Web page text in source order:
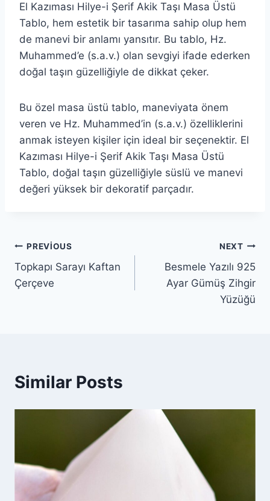
El Kazıması Hilye-i Şerif Akik Taşı Masa Üstü
Tablo, hem estetik bir tasarıma sahip olup hem
de manevi bir anlamı yansıtır. Bu tablo, Hz.
Muhammed’e (s.a.v.) olan sevgiyi ifade ederken
doğal taşın güzelliğiyle de dikkat çeker.
Bu özel masa üstü tablo, maneviyata önem
veren ve Hz. Muhammed’in (s.a.v.) özelliklerini
anmak isteyen kişiler için ideal bir seçenektir. El
Kazıması Hilye-i Şerif Akik Taşı Masa Üstü
Tablo, doğal taşın güzelliğiyle süslü ve manevi
değeri yüksek bir dekoratif parçadır.
Yazı
gezinmesi
PREVIOUS
Topkapı Sarayı Kaftan
Çerçeve
NEXT
Besmele Yazılı 925
Ayar Gümüş Zihgir
Yüzüğü
Similar Posts